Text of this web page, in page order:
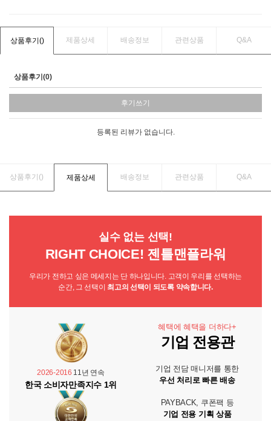
상품후기() 제품상세 배송정보 관련상품 Q&A
상품후기(0)
후기쓰기
등록된 리뷰가 없습니다.
상품후기() 제품상세 배송정보 관련상품 Q&A
실수 없는 선택!
RIGHT CHOICE! 젠틀맨플라워
우리가 전하고 싶은 메세지는 단 하나입니다. 고객이 우리를 선택하는
순간, 그 선택이 최고의 선택이 되도록 약속합니다.
2026-2016 11년 연속
한국 소비자만족지수 1위
혜택에 혜택을 더하다+
기업 전용관
기업 전담 매니저를 통한
우선 처리로 빠른 배송
PAYBACK, 쿠폰팩 등
기업 전용 기획 상품